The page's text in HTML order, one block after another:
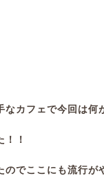
なカフェで今回は
！
でここにも流行が